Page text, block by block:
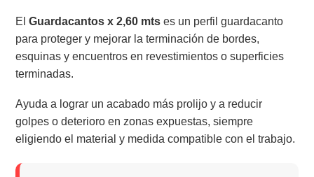
ElGuardacantos x 2,60 mts es un perfil guardacanto
para proteger y mejorar la terminación de bordes,
esquinas y encuentros en revestimientos o superficies
terminadas.
Ayuda a lograr un acabado más prolijo y a reducir
golpes o deterioro en zonas expuestas, siempre
eligiendo el material y medida compatible con el trabajo.